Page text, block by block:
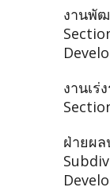
งานพั
งานเร่
ฝ่ายผ